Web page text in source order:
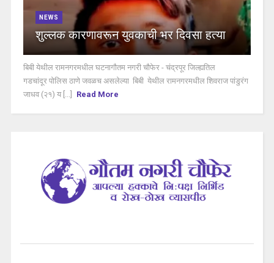
NEWS
शुल्लक कारणावरून युवकाची भर दिवसा हत्या
बिबी येथील रामनगरमधील घटनागौतम नगरी चौफेर - चंद्रपूर जिल्ह्यतिल
गडचांदूर पोलिस ठाणे जवळच असलेल्या बिबी येथील रामनगरमधील शिवराज पांडुरंग
जाधव (२१) य [...]
Read More